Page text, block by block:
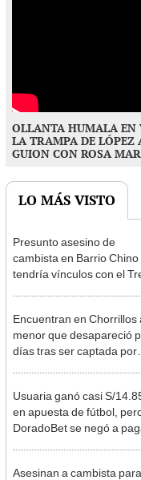
OLLANTA HUMALA EN
LA TRAMPA DE LÓPEZ
GUION CON ROSA
LO MÁS VISTO
Presunto asesino de
cambista en Barrio Chino
tendría vínculos con el
Encuentran en Chorrillos
menor que desapareció
días tras ser captada por
Usuaria ganó casi S/
en apuesta de fútbol,
DoradoBet se negó a
Asesinan a cambista para